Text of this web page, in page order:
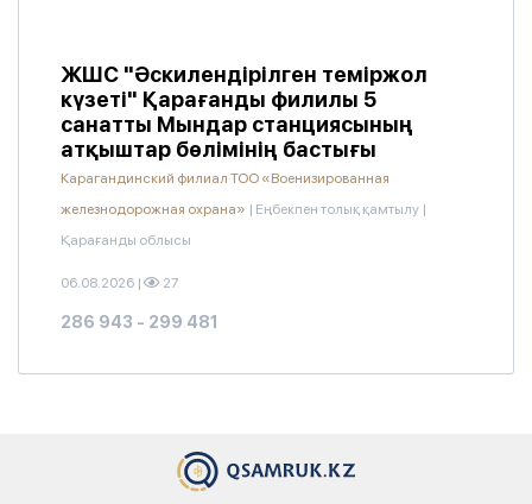
ЖШС "Әскилендірілген теміржол
күзеті" Қарағанды филилы 5
санатты Мындар станциясының
атқыштар бөлімінің бастығы
Карагандинский филиал ТОО «Военизированная
железнодорожная охрана» | Еңбекпен толық қамтылу |
Қарағанды облысы
06.08.2026 | 27
286 943 - 299 481